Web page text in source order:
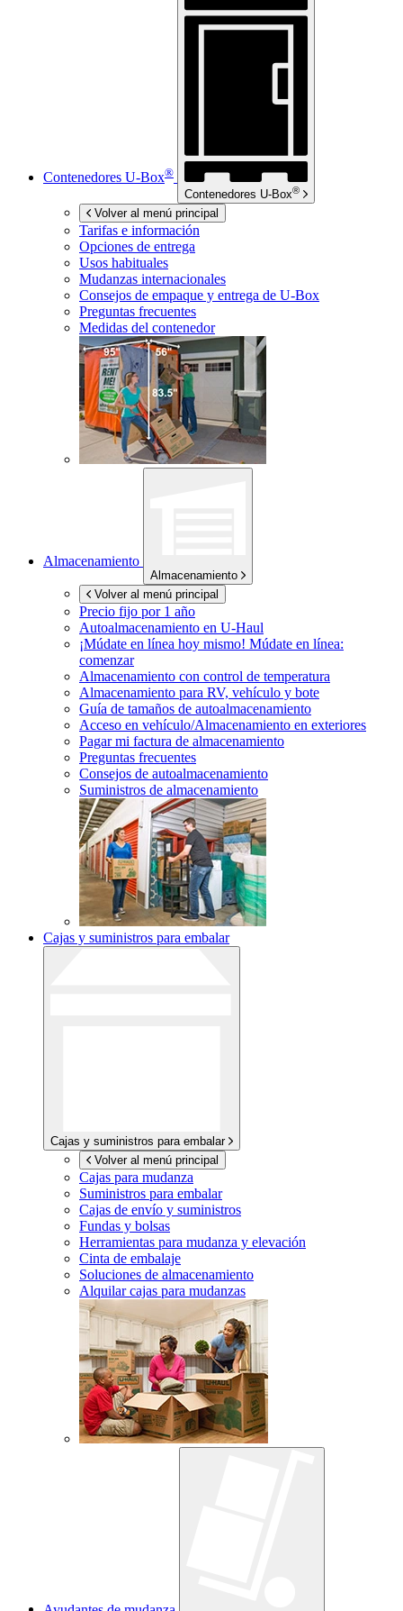
Contenedores U-Box®
Contenedores U-Box®
Volver al menú principal
Tarifas e información
Opciones de entrega
Usos habituales
Mudanzas internacionales
Consejos de empaque y entrega de U-Box
Preguntas frecuentes
Medidas del contenedor
Almacenamiento
Almacenamiento
Volver al menú principal
Precio fijo por 1 año
Autoalmacenamiento en U-Haul
¡Múdate en línea hoy mismo! Múdate en línea:
comenzar
Almacenamiento con control de temperatura
Almacenamiento para RV, vehículo y bote
Guía de tamaños de autoalmacenamiento
Acceso en vehículo/Almacenamiento en exteriores
Pagar mi factura de almacenamiento
Preguntas frecuentes
Consejos de autoalmacenamiento
Suministros de almacenamiento
Cajas y suministros para embalar
Cajas y suministros para embalar
Volver al menú principal
Cajas para mudanza
Suministros para embalar
Cajas de envío y suministros
Fundas y bolsas
Herramientas para mudanza y elevación
Cinta de embalaje
Soluciones de almacenamiento
Alquilar cajas para mudanzas